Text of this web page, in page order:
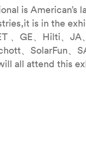
is
is in the
、GE、Hilti、JA
、SolarFun、
all attend this